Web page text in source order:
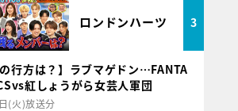
ロンドンハーツ 3
の行方は？】ラブマゲドン…FANTA
紅しょうがら女芸人軍団
(火)放送分